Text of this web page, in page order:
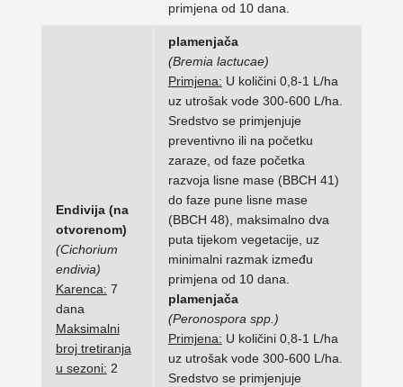
primjena od 10 dana.
Endivija (na
otvorenom)
(Cichorium
endivia)
Karenca: 7
dana
Maksimalni
broj tretiranja
u sezoni: 2
plamenjača
(Bremia lactucae)
Primjena: U količini 0,8-1 L/ha
uz utrošak vode 300-600 L/ha.
Sredstvo se primjenjuje
preventivno ili na početku
zaraze, od faze početka
razvoja lisne mase (BBCH 41)
do faze pune lisne mase
(BBCH 48), maksimalno dva
puta tijekom vegetacije, uz
minimalni razmak između
primjena od 10 dana.
plamenjača
(Peronospora spp.)
Primjena: U količini 0,8-1 L/ha
uz utrošak vode 300-600 L/ha.
Sredstvo se primjenjuje